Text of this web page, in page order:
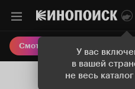
У вас
в вашей
не весь
Смотреть кино